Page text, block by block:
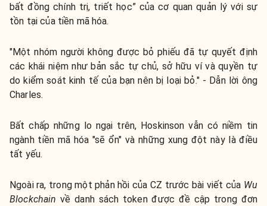
bất đồng chính trị, triết học” của cơ quan quản lý với sự
tồn tại của tiền mã hóa.
"Một nhóm người không được bỏ phiếu đã tự quyết định
các khái niệm như bản sắc tự chủ, sở hữu ví và quyền tự
do kiểm soát kinh tế của bạn nên bị loại bỏ." - Dẫn lời ông
Charles.
Bất chấp những lo ngại trên, Hoskinson vẫn có niềm tin
ngành tiền mã hóa "sẽ ổn" và những xung đột này là điều
tất yếu.
Ngoài ra, trong một phản hồi của CZ trước bài viết của Wu
Blockchain về danh sách token được đề cập trong đơn